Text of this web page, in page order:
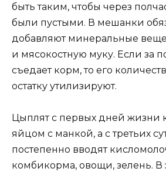
быть таким, чтобы через
были пустыми. В мешанки
добавляют минеральные
и мясокостную муку. Если за
съедает корм, то его
остатку утилизируют.
Цыплят с первых дней жизни
яйцом с манкой, а с третьих
постепенно вводят
комбикорма, овощи, зелень. В